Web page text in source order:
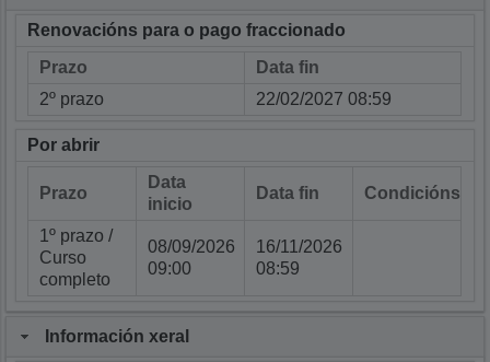
Renovacións para o pago fraccionado
Prazo
Data fin
2º prazo
22/02/2027 08:59
Por abrir
Prazo
Data
inicio
Data fin Condicións
1º prazo /
Curso
completo
08/09/2026
09:00
16/11/2026
08:59
Información xeral